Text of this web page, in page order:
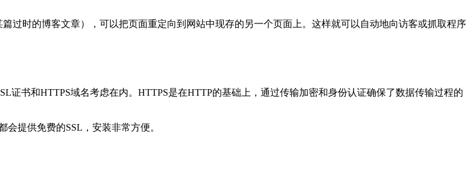
过时的博客文章），可以把页面重定向到网站中现存的另一个页面上。这样就可以自动地向访客或抓取程序
证书和HTTPS域名考虑在内。HTTPS是在HTTP的基础上，通过传输加密和身份认证确保了数据传输过程的
提供免费的SSL，安装非常方便。